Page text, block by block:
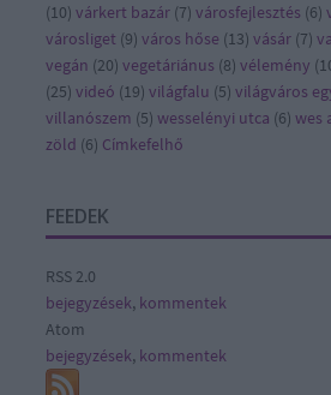
(10) várkert bazár (7) városfejlesztés (6)
városliget (9) város hőse (13) vásár (7)
vegán (20) vegetáriánus (8) vélemény (
(25) videó (19) világfalu (5) világváros
villanószem (5) wesselényi utca (6) wes
zöld (6) Címkefelhő
FEEDEK
RSS 2.0
bejegyzések, kommentek
Atom
bejegyzések, kommentek